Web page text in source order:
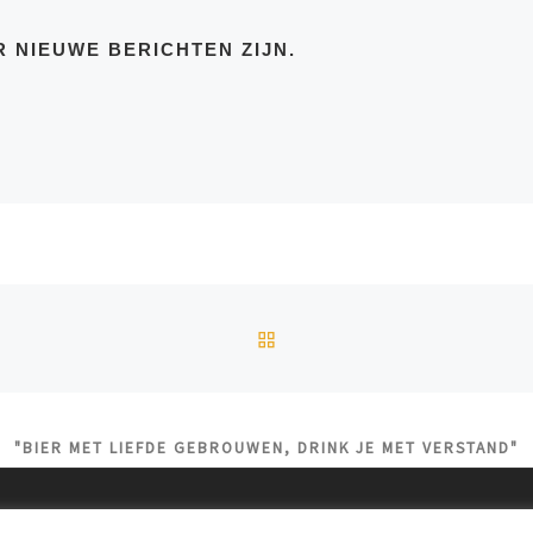
NIEUWE BERICHTEN ZIJN.
"BIER MET LIEFDE GEBROUWEN, DRINK JE MET VERSTAND"